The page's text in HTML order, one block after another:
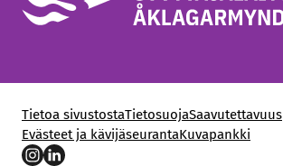
Tietoa sivustostaTietosuojaSaavutettavuus
Evästeet ja kävijäseurantaKuvapankki